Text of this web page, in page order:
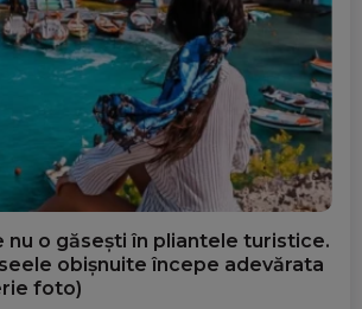
nu o găsești în pliantele turistice.
obișnuite începe adevărata
foto)